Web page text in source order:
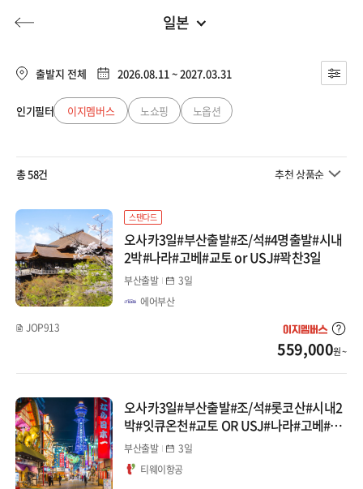
허니문 기획전/홈쇼핑 이벤트/혜택
투어플랜
허니문
일본
부산출발
대구출발
청주출발
일본
북해도
도쿄/시즈오카
나고야/도야마(알펜)
대마도
선박(부관/카멜)
중국
출발지 전체 2026.08.11 ~ 2027.03.31
인기필터 이지멤버스 노쇼핑 노옵션
총 58건 추천 상품순
스탠다드
오사카3일#부산출발#조/석#4명출발#시내
2박#나라#고베#교토 or USJ#꽉찬3일
부산출발
3일
에어부산
JOP913
559,000원 ~
오사카3일#부산출발#조/석#롯코산#시내2
박#잇큐온천#교토 OR USJ#나라#고베#쿠
로몬시장
부산출발
3일
티웨이항공